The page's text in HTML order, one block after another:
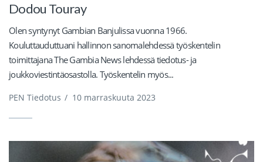
Dodou Touray
Olen syntynyt Gambian Banjulissa vuonna 1966.
Kouluttauduttuani hallinnon sanomalehdessä työskentelin
toimittajana The Gambia News lehdessä tiedotus- ja
joukkoviestintäosastolla. Työskentelin myös...
PEN Tiedotus / 10 marraskuuta 2023